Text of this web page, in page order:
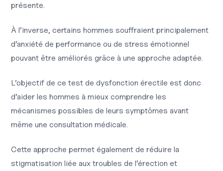
présente.
À l’inverse, certains hommes souffraient principalement
d’anxiété de performance ou de stress émotionnel
pouvant être améliorés grâce à une approche adaptée.
L’objectif de ce test de dysfonction érectile est donc
d’aider les hommes à mieux comprendre les
mécanismes possibles de leurs symptômes avant
même une consultation médicale.
Cette approche permet également de réduire la
stigmatisation liée aux troubles de l’érection et